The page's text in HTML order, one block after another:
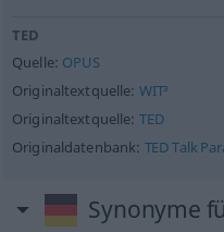
TED
Quelle: OPUS
Originaltextquelle: WIT³
Originaltextquelle: TED
Originaldatenbank: TED Talk
Synonyme